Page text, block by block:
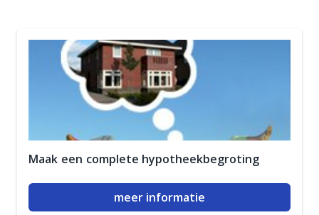
Maak een complete hypotheekbegroting
meer informatie